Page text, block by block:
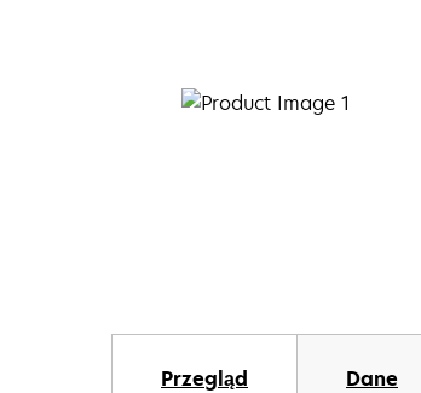
Przegląd Dane